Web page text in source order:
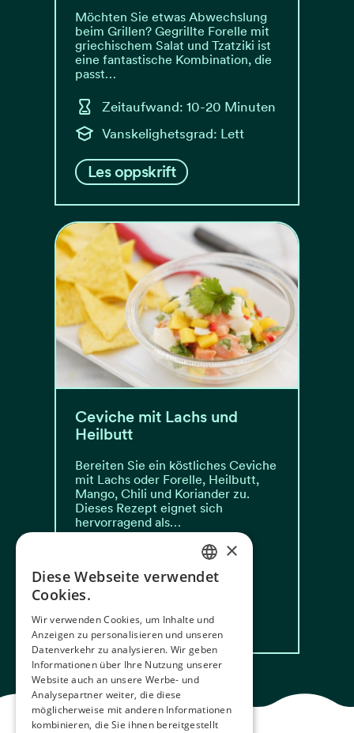
Möchten Sie etwas Abwechslung
beim Grillen? Gegrillte Forelle mit
griechischem Salat und Tzatziki ist
eine fantastische Kombination, die
passt…
Zeitaufwand: 10-20 Minuten
Vanskelighetsgrad: Lett
Les oppskrift
Ceviche mit Lachs und
Heilbutt
Bereiten Sie ein köstliches Ceviche
mit Lachs oder Forelle, Heilbutt,
Mango, Chili und Koriander zu.
Dieses Rezept eignet sich
hervorragend als…
Zeitaufwand: 50 min
Vanskelighetsgrad: Lett
Les oppskrift
NORWEGIAN
GERMAN
FRENCH
SPANISH
FINNISH
×
Diese Webseite verwendet
Cookies.
Wir verwenden Cookies, um Inhalte und
Anzeigen zu personalisieren und unseren
Datenverkehr zu analysieren. Wir geben
Informationen über Ihre Nutzung unserer
Website auch an unsere Werbe- und
Analysepartner weiter, die diese
möglicherweise mit anderen Informationen
kombinieren, die Sie ihnen bereitgestellt